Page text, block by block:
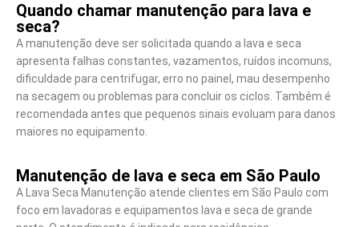
Quando chamar manutenção para lava e
seca?
A manutenção deve ser solicitada quando a lava e seca
apresenta falhas constantes, vazamentos, ruídos incomuns,
dificuldade para centrifugar, erro no painel, mau desempenho
na secagem ou problemas para concluir os ciclos. Também é
recomendada antes que pequenos sinais evoluam para danos
maiores no equipamento.
Manutenção de lava e seca em São Paulo
A Lava Seca Manutenção atende clientes em São Paulo com
foco em lavadoras e equipamentos lava e seca de grande